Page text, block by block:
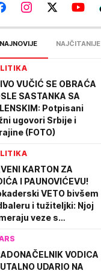
NAJNOVIJE NAJČITANIJE
VUČIĆ SE OBRAĆA
SASTANKA SA
Potpisani
ugovori Srbije i
(FOTO)
KARTON ZA
I PAUNOVIĆEVU!
VETO bivšem
i tužiteljki: Njoj
veze s
a Vidić - NIJE
VODICA
UDARIO NA